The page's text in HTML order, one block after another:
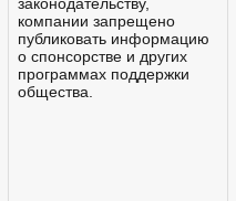
компании запрещено
публиковать информацию
о спонсорстве и других
программах поддержки
общества.